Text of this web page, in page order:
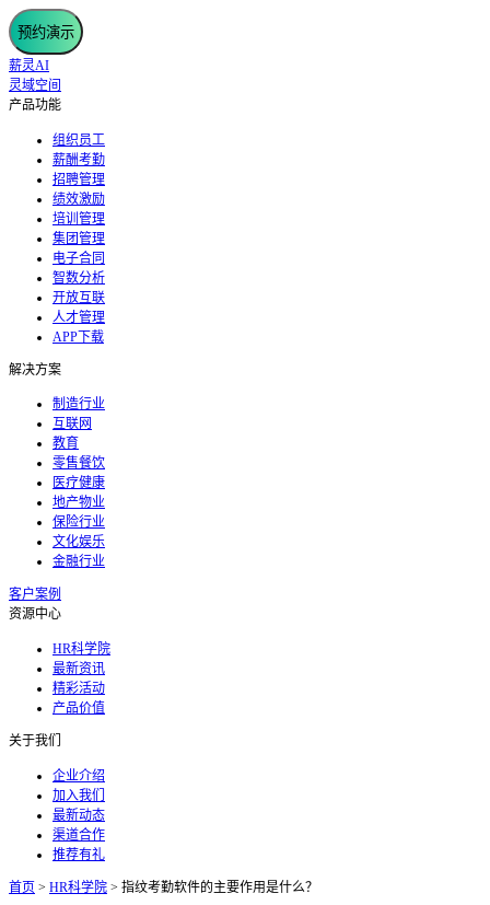
预约演示
薪灵AI
灵域空间
产品功能
组织员工
薪酬考勤
招聘管理
绩效激励
培训管理
集团管理
电子合同
智数分析
开放互联
人才管理
APP下载
解决方案
制造行业
互联网
教育
零售餐饮
医疗健康
地产物业
保险行业
文化娱乐
金融行业
客户案例
资源中心
HR科学院
最新资讯
精彩活动
产品价值
关于我们
企业介绍
加入我们
最新动态
渠道合作
推荐有礼
首页 > HR科学院 > 指纹考勤软件的主要作用是什么？